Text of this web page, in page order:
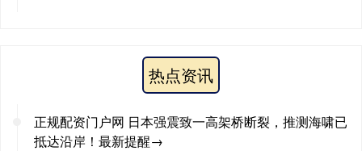
热点资讯
正规配资门户网 日本强震致一高架桥断裂，推测海啸已
抵达沿岸！最新提醒→